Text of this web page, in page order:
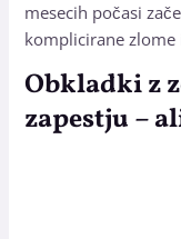
mesecih počasi
komplicirane zlome
Obkladki z
zapestju –